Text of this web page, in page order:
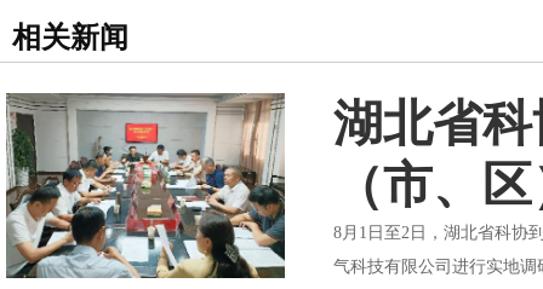
相关新闻
湖北省
（市、
8月1日至2日，湖北省科协
气科技有限公司进行实地